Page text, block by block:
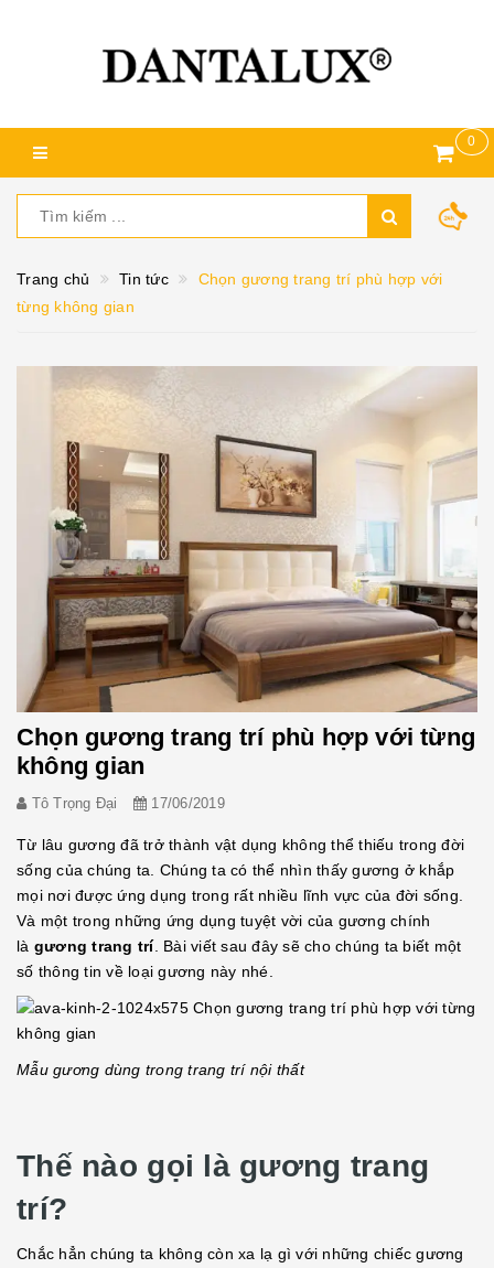
0
Trang chủ Tin tức
Chọn gương trang trí phù hợp với
từng không gian
Chọn gương trang trí phù hợp với từng
không gian
Tô Trọng Đại 17/06/2019
Từ lâu gương đã trở thành vật dụng không thể thiếu trong đời
sống của chúng ta. Chúng ta có thể nhìn thấy gương ở khắp
mọi nơi được ứng dụng trong rất nhiều lĩnh vực của đời sống.
Và một trong những ứng dụng tuyệt vời của gương chính
là gương trang trí. Bài viết sau đây sẽ cho chúng ta biết một
số thông tin về loại gương này nhé.
Mẫu gương dùng trong trang trí nội thất
Thế nào gọi là gương trang
trí?
Chắc hẳn chúng ta không còn xa lạ gì với những chiếc gương